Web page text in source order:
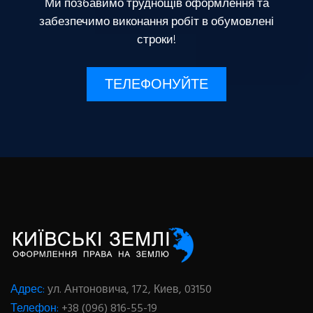
Ми позбавимо труднощів оформлення та
забезпечимо виконання робіт в обумовлені
строки!
ТЕЛЕФОНУЙТЕ
Адрес:ул. Антоновича, 172, Киев, 03150
Телефон: +38 (096) 816-55-19